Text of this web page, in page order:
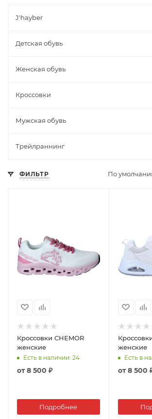
J'hayber
Детская обувь
Женская обувь
Кроссовки
Мужская обувь
Трейлраннинг
ФИЛЬТР По
Кроссовки CHEMOR
женские
Есть в наличии: 24
от8 500 ₽
Подробнее
женские
Есть в
от8 500